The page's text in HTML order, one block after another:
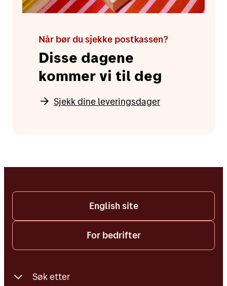
Når bør du sjekke postkassen?
Disse dagene
kommer vi til deg
Sjekk dine leveringsdager
English site
For bedrifter
Søk etter